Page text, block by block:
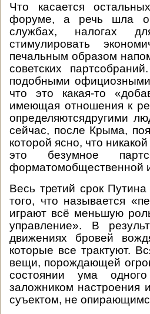
Что касается
форуме, а речь шла о
службах, налогах
стимулировать
печальным образом
советских
подобными
что это какая-то
имеющая отношения к
определяютсядругими
сейчас, после Крыма,
которой ясно, что
это безумное
форматомобщественной
Весь третий срок
того, что называется
играют всё меньшую
управление». В
движениях бровей
которые все трактуют.
вещи, порождающей
состоянии ума одного
заложником настроения
суъектом, не